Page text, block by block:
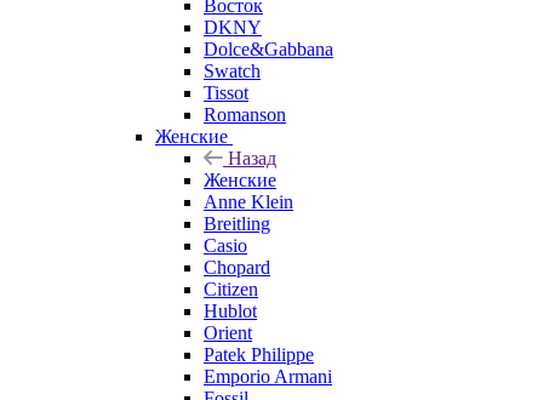
Восток
DKNY
Dolce&Gabbana
Swatch
Tissot
Romanson
Женские
Назад
Женские
Anne Klein
Breitling
Casio
Chopard
Citizen
Hublot
Orient
Patek Philippe
Emporio Armani